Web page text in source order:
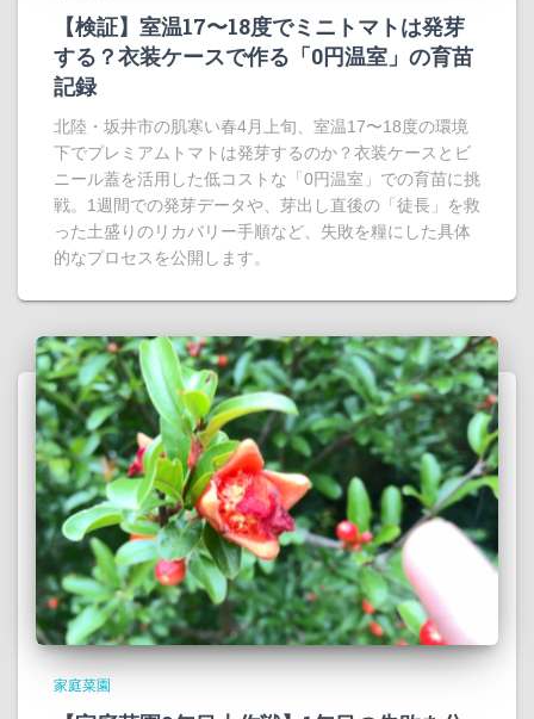
【検証】室温17〜18度でミニトマトは発芽
する？衣装ケースで作る「0円温室」の育苗
記録
北陸・坂井市の肌寒い春4月上旬、室温17〜18度の環境
下でプレミアムトマトは発芽するのか？衣装ケースとビ
ニール蓋を活用した低コストな「0円温室」での育苗に挑
戦。1週間での発芽データや、芽出し直後の「徒長」を救
った土盛りのリカバリー手順など、失敗を糧にした具体
的なプロセスを公開します。
家庭菜園